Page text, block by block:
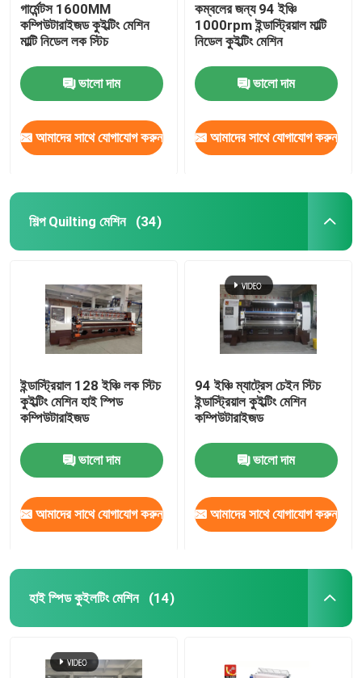
গার্মেন্টস 1600MM
কম্পিউটারাইজড কুইল্টিং মেশিন
মাল্টি নিডেল লক স্টিচ
ভালো দাম
আমাদের সাথে যোগাযোগ করুন
কম্বলের জন্য 94 ইঞ্চি
1000rpm ইন্ডাস্ট্রিয়াল মাল্টি
নিডেল কুইল্টিং মেশিন
ভালো দাম
আমাদের সাথে যোগাযোগ করুন
শিল্প Quilting মেশিন (34)
ইন্ডাস্ট্রিয়াল 128 ইঞ্চি লক স্টিচ
কুইল্টিং মেশিন হাই স্পিড
কম্পিউটারাইজড
ভালো দাম
আমাদের সাথে যোগাযোগ করুন
94 ইঞ্চি ম্যাট্রেস চেইন স্টিচ
ইন্ডাস্ট্রিয়াল কুইল্টিং মেশিন
কম্পিউটারাইজড
ভালো দাম
আমাদের সাথে যোগাযোগ করুন
হাই স্পিড কুইলটিং মেশিন (14)